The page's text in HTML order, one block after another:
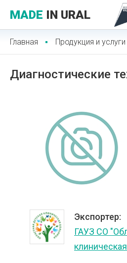
MADE IN URAL
Главная Продукция и услуги
Диагностические
Экспортер:
ГАУЗ СО